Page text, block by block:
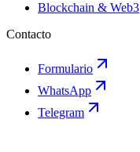
Blockchain & Web3
Contacto
Formulario
WhatsApp
Telegram